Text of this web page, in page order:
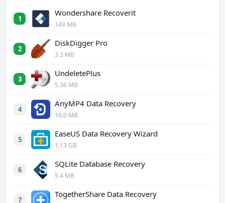
1
Wondershare Recoverit
149 MB
2
DiskDigger Pro
3.3 MB
3
UndeletePlus
5.36 MB
4
AnyMP4 Data Recovery
16.0 MB
5
EaseUS Data Recovery Wizard
1.13 GB
6
SQLite Database Recovery
5.4 MB
7
TogetherShare Data Recovery